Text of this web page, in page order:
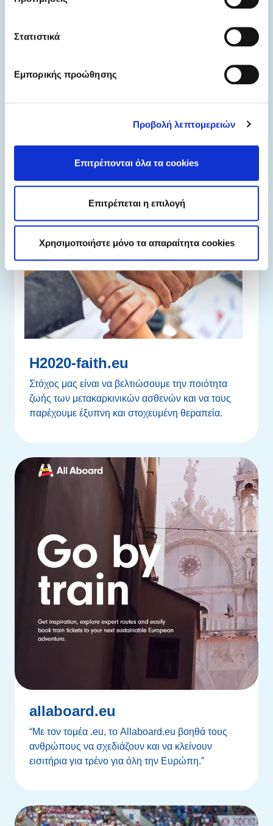
Στατιστικά
Εμπορικής προώθησης
Προβολή λεπτομερειών
Επιτρέπονται όλα τα cookies
Επιτρέπεται η επιλογή
Χρησιμοποιήστε μόνο τα απαραίτητα cookies
H2020-faith.eu
Στόχος μας είναι να βελτιώσουμε την ποιότητα
ζωής των μετακαρκινικών ασθενών και να τους
παρέχουμε έξυπνη και στοχευμένη θεραπεία.
allaboard.eu
“Με τον τομέα .eu, το Allaboard.eu βοηθά τους
ανθρώπους να σχεδιάζουν και να κλείνουν
εισιτήρια για τρένο για όλη την Ευρώπη.”